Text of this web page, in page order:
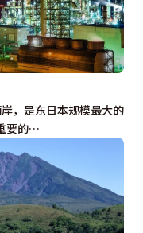
，是东日本规模最大的
要的…